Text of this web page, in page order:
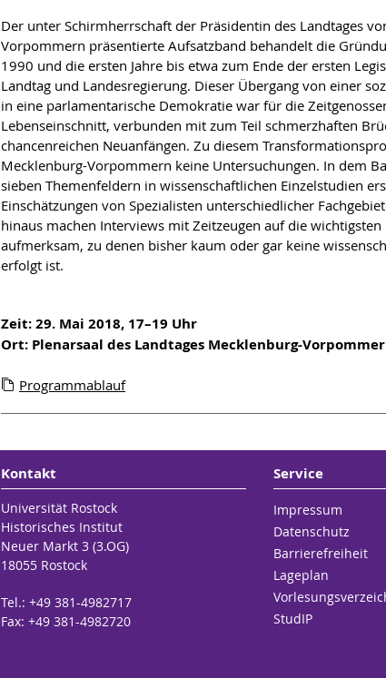
Der unter Schirmherrschaft der Präsidentin des Landtages
Vorpommern präsentierte Aufsatzband behandelt die
1990 und die ersten Jahre bis etwa zum Ende der ersten
Landtag und Landesregierung. Dieser Übergang von einer
in eine parlamentarische Demokratie war für die
Lebenseinschnitt, verbunden mit zum Teil schmerzhaften
chancenreichen Neuanfängen. Zu diesem
Mecklenburg-Vorpommern keine Untersuchungen. In dem
sieben Themenfeldern in wissenschaftlichen Einzelstudien
Einschätzungen von Spezialisten unterschiedlicher
hinaus machen Interviews mit Zeitzeugen auf die wichtigsten
aufmerksam, zu denen bisher kaum oder gar keine
erfolgt ist.
Zeit: 29. Mai 2018, 17–19 Uhr
Ort: Plenarsaal des Landtages Mecklenburg-
Programmablauf
Kontakt
Universität Rostock
Historisches Institut
Neuer Markt 3 (3.OG)
18055 Rostock
Tel.: +49 381-4982717
Fax: +49 381-4982720
Service
Impressum
Datenschutz
Barrierefreiheit
Lageplan
StudIP